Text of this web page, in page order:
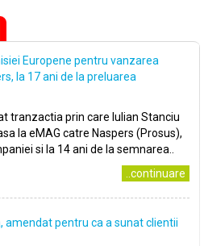
Europene pentru vanzarea
la 17 ani de la preluarea
tranzactia prin care Iulian Stanciu
la eMAG catre Naspers (Prosus),
si la 14 ani de la semnarea..
..continuare
amendat pentru ca a sunat clientii